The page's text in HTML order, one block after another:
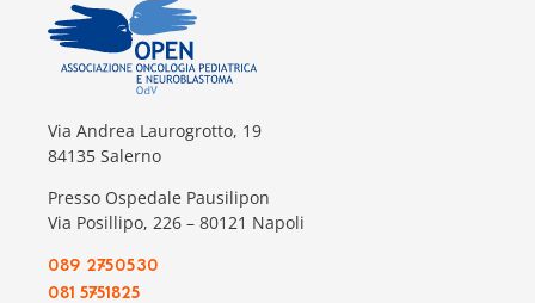
Via Andrea Laurogrotto, 19
84135 Salerno
Presso Ospedale Pausilipon
Via Posillipo, 226 – 80121 Napoli
089 2750530
081 5751825